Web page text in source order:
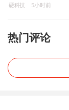
硬科技 5小时前
热门评论